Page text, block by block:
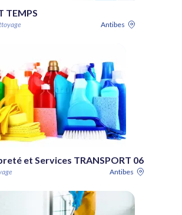
TEMPS
Antibes
et Services TRANSPORT 06
Antibes